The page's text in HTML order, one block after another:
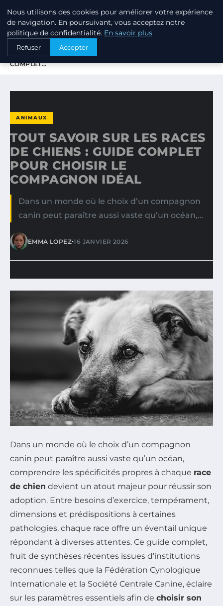
PTIT ANNUAIRE
ACCUEIL
ANIMAUX
TOUT SAVOIR SUR LES RACES DE CHIENS : GUIDE
COMPLET…
ANIMAUX
TOUT SAVOIR SUR LES RACES
DE CHIENS : GUIDE COMPLET
POUR CHOISIR LE
COMPAGNON IDÉAL
Dans un monde où le choix d’un compagnon
canin peut paraître aussi vaste qu’un océan,…
EMMA LOPEZ•16 JANVIER 2026
Dans un monde où le choix d’un compagnon
canin peut paraître aussi vaste qu’un océan,
comprendre les spécificités propres à chaque race
de chien devient un atout majeur pour réussir son
adoption. Entre besoins d’exercice, tempérament,
dimensions et prédispositions à certaines
pathologies, chaque race offre un éventail unique
répondant à diverses attentes. Ce guide complet,
fruit de synthèses récentes issues d’institutions
reconnues telles que la Fédération Cynologique
Internationale et la Société Centrale Canine, éclaire
sur les paramètres essentiels afin de choisir son
Nous utilisons des cookies pour améliorer votre expérience
de navigation. En poursuivant, vous acceptez notre
politique de confidentialité. En savoir plus
Refuser Accepter